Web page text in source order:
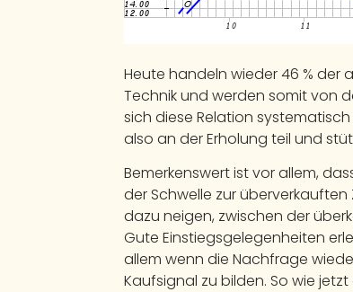
Heute handeln wieder 46 % der
Technik und werden somit von
sich diese Relation
also an der Erholung teil und
Bemerkenswert ist vor allem,
der Schwelle zur
dazu neigen, zwischen der
Gute Einstiegsgelegenheiten
allem wenn die Nachfrage
Kaufsignal zu bilden. So wie